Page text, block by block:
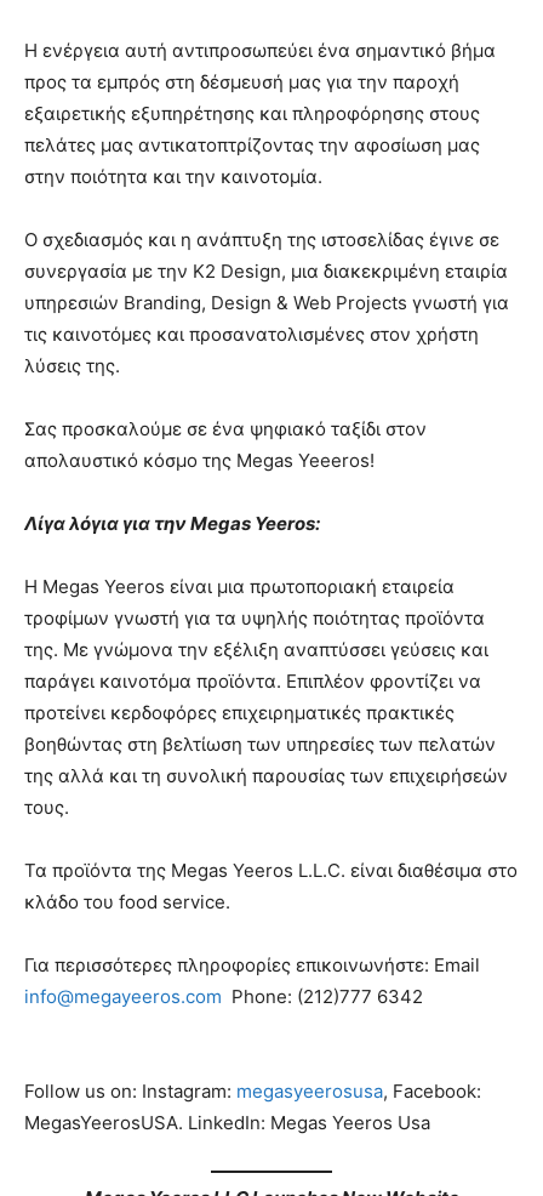
Η ενέργεια αυτή αντιπροσωπεύει ένα σημαντικό βήμα
προς τα εμπρός στη δέσμευσή μας για την παροχή
εξαιρετικής εξυπηρέτησης και πληροφόρησης στους
πελάτες μας αντικατοπτρίζοντας την αφοσίωση μας
στην ποιότητα και την καινοτομία.
Ο σχεδιασμός και η ανάπτυξη της ιστοσελίδας έγινε σε
συνεργασία με την K2 Design, μια διακεκριμένη εταιρία
υπηρεσιών Branding, Design & Web Projects γνωστή για
τις καινοτόμες και προσανατολισμένες στον χρήστη
λύσεις της.
Σας προσκαλούμε σε ένα ψηφιακό ταξίδι στον
απολαυστικό κόσμο της Megas Yeeeros!
Λίγα λόγια για την Megas Yeeros:
Η Megas Yeeros είναι μια πρωτοποριακή εταιρεία
τροφίμων γνωστή για τα υψηλής ποιότητας προϊόντα
της. Με γνώμονα την εξέλιξη αναπτύσσει γεύσεις και
παράγει καινοτόμα προϊόντα. Επιπλέον φροντίζει να
προτείνει κερδοφόρες επιχειρηματικές πρακτικές
βοηθώντας στη βελτίωση των υπηρεσίες των πελατών
της αλλά και τη συνολική παρουσίας των επιχειρήσεών
τους.
Τα προϊόντα της Megas Yeeros L.L.C. είναι διαθέσιμα στο
κλάδο του food service.
Για περισσότερες πληροφορίες επικοινωνήστε: Email
info@megayeeros.com Phone: (212)777 6342
Follow us on: Instagram: megasyeerosusa, Facebook:
MegasYeerosUSA. LinkedIn: Megas Yeeros Usa